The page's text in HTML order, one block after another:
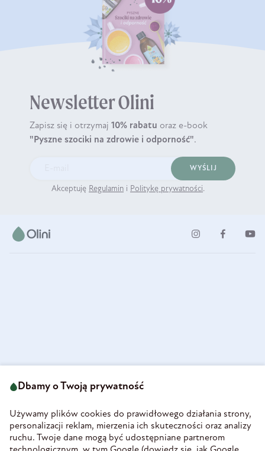
Newsletter Olini
Zapisz się i otrzymaj 10% rabatu oraz e-book
"Pyszne szociki na zdrowie i odporność".
WYŚLIJ
Akceptuję Regulamin i Politykę prywatności.
58-160 Świebodzice
REGON 890213034
INFORMACJE
Dbamy o Twoją prywatność
Używamy plików cookies do prawidłowego działania strony,
personalizacji reklam, mierzenia ich skuteczności oraz analizy
ruchu. Twoje dane mogą być udostępniane partnerom